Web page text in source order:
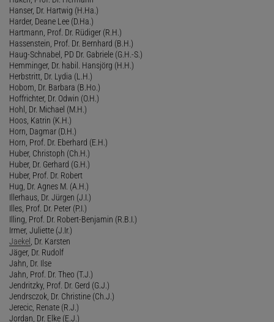
Hanser, Dr. Hartwig (H.Ha.)
Harder, Deane Lee (D.Ha.)
Hartmann, Prof. Dr. Rüdiger (R.H.)
Hassenstein, Prof. Dr. Bernhard (B.H.)
Haug-Schnabel, PD Dr. Gabriele (G.H.-S.)
Hemminger, Dr. habil. Hansjörg (H.H.)
Herbstritt, Dr. Lydia (L.H.)
Hobom, Dr. Barbara (B.Ho.)
Hoffrichter, Dr. Odwin (O.H.)
Hohl, Dr. Michael (M.H.)
Hoos, Katrin (K.H.)
Horn, Dagmar (D.H.)
Horn, Prof. Dr. Eberhard (E.H.)
Huber, Christoph (Ch.H.)
Huber, Dr. Gerhard (G.H.)
Huber, Prof. Dr. Robert
Hug, Dr. Agnes M. (A.H.)
Illerhaus, Dr. Jürgen (J.I.)
Illes, Prof. Dr. Peter (P.I.)
Illing, Prof. Dr. Robert-Benjamin (R.B.I.)
Irmer, Juliette (J.Ir.)
Jaekel
, Dr. Karsten
Jäger, Dr. Rudolf
Jahn, Dr. Ilse
Jahn, Prof. Dr. Theo (T.J.)
Jendritzky, Prof. Dr. Gerd (G.J.)
Jendrsczok, Dr. Christine (Ch.J.)
Jerecic, Renate (R.J.)
Jordan, Dr. Elke (E.J.)